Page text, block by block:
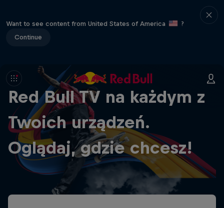
Want to see content from United States of America
?
Continue
Red Bull TV na każdym z
Twoich urządzeń.
Oglądaj, gdzie chcesz!